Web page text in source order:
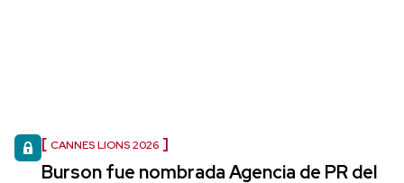
CANNES LIONS 2026
Burson fue nombrada Agencia de PR del